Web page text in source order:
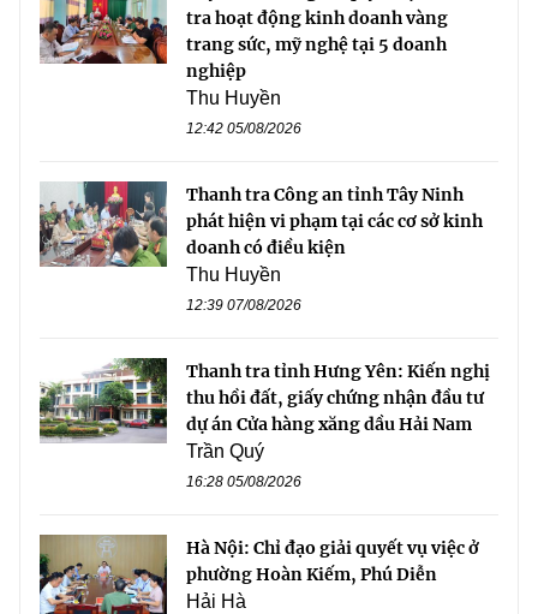
tra hoạt động kinh doanh vàng
trang sức, mỹ nghệ tại 5 doanh
nghiệp
Thu Huyền
12:42 05/08/2026
Thanh tra Công an tỉnh Tây Ninh
phát hiện vi phạm tại các cơ sở kinh
doanh có điều kiện
Thu Huyền
12:39 07/08/2026
Thanh tra tỉnh Hưng Yên: Kiến nghị
thu hồi đất, giấy chứng nhận đầu tư
dự án Cửa hàng xăng dầu Hải Nam
Trần Quý
16:28 05/08/2026
Hà Nội: Chỉ đạo giải quyết vụ việc ở
phường Hoàn Kiếm, Phú Diễn
Hải Hà